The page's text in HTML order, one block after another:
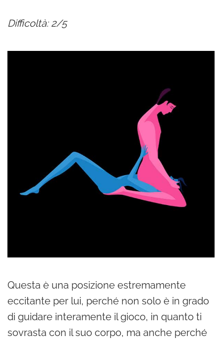
Difficoltà: 2/5
Questa è una posizione estremamente
eccitante per lui, perché non solo è in grado
di guidare interamente il gioco, in quanto ti
sovrasta con il suo corpo, ma anche perché